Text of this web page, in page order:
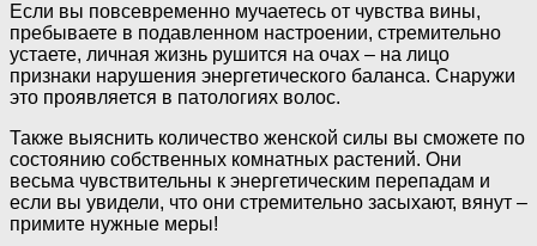
Если вы повсевременно мучаетесь от чувства вины,
пребываете в подавленном настроении, стремительно
устаете, личная жизнь рушится на очах – на лицо
признаки нарушения энергетического баланса. Снаружи
это проявляется в патологиях волос.
Также выяснить количество женской силы вы сможете по
состоянию собственных комнатных растений. Они
весьма чувствительны к энергетическим перепадам и
если вы увидели, что они стремительно засыхают, вянут –
примите нужные меры!